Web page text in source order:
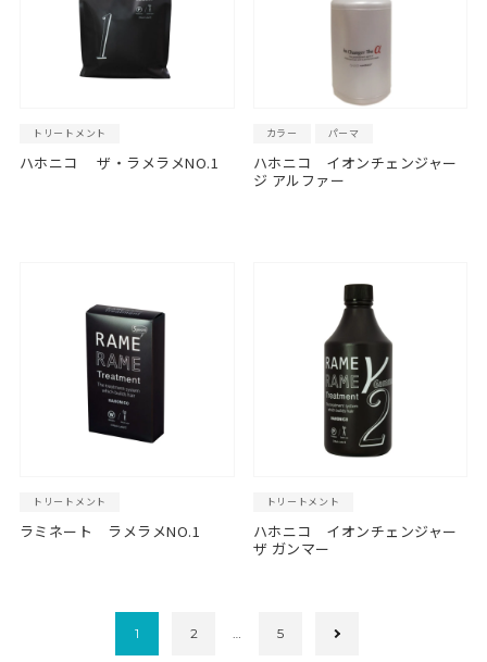
トリートメント
ハホニコ ザ・ラメラメNO.1
カラー パーマ
ハホニコ イオンチェンジャー
ジ アルファー
トリートメント
ラミネート ラメラメNO.1
トリートメント
ハホニコ イオンチェンジャー
ザ ガンマー
1 2 … 5